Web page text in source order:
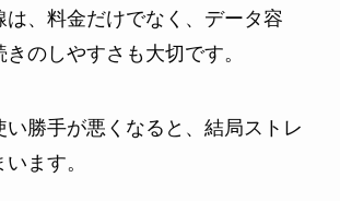
は、料金だけでなく、データ容
のしやすさも大切です。
い勝手が悪くなると、結局ストレ
ます。